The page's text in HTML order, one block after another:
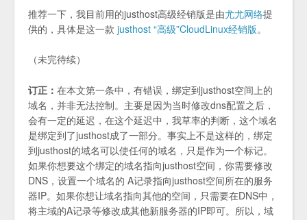
推荐一下，我目前用的justhost高级经销版是由尤尤网络提
供的，具体是这一款 justhost “高级”CloudLinux经销版。
（未完待续）
订正： 在本文第一条中，有错误，绑定到justhost空间上的
域名，并非无法控制。主要是因为当时修改dns配置之后，
会有一定的延迟，在这个延迟中，我草率的判断，这个域名
是绑定到了justhost成了一部分。事实上不是这样的，绑定
到justhost的域名可以使任何的域名，只是作为一个标记。
如果你想要这个绑定的域名指向justhost空间，你需要修改
DNS，设置一个域名的 A记录指向justhost空间所在的服务
器IP。如果你想让域名指向其他的空间，只需要在DNS中，
将主域的A记录等修改成其他新服务器的IP即可。所以，域